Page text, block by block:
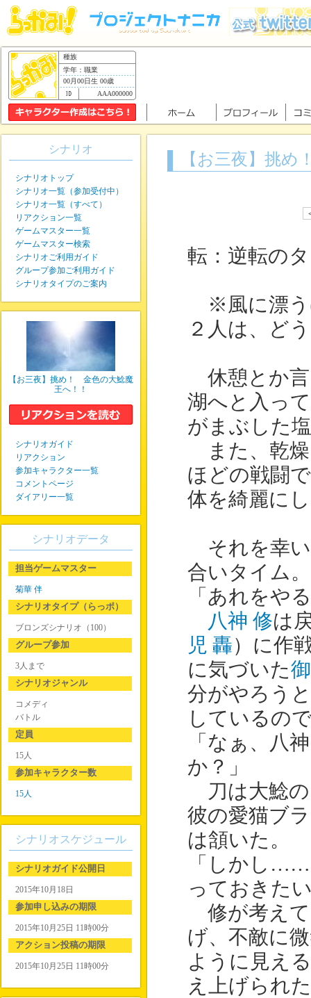
種族
学年：職業
00月00日生 00歳
AAA000000
【お三夜】挑
転：逆転の
※風に漂う
２人は、ど
休憩とか言
湖へと入っ
がまぶした
また、乾燥
ほどの戦闘
体を綺麗に
それを幸い
合いタイム。
「あれをや
八神 修は
児 轟）に作
に気づいた
分がやろう
しているの
「なぁ、八
か？」
刀は大鯰の
彼の愛猫ブ
は頷いた。
「しかし……
っておきた
修が考え
げ、不敵に
ように見え
え上げられ
シナリオ
シナリオトップ
シナリオ一覧（参加受付中）
シナリオ一覧（すべて）
リアクション一覧
ゲームマスター一覧
ゲームマスター検索
シナリオご利用ガイド
グループ参加ご利用ガイド
シナリオタイプのご案内
【お三夜】挑め！ 金色の大鯰魔
王へ！！
シナリオガイド
リアクション
参加キャラクター一覧
コメントページ
ダイアリー一覧
シナリオデータ
担当ゲームマスター
菊華 伴
シナリオタイプ（らっポ）
ブロンズシナリオ（100）
グループ参加
3人まで
シナリオジャンル
コメディ
バトル
定員
15人
参加キャラクター数
15人
シナリオスケジュール
シナリオガイド公開日
2015年10月18日
参加申し込みの期限
2015年10月25日 11時00分
アクション投稿の期限
2015年10月25日 11時00分